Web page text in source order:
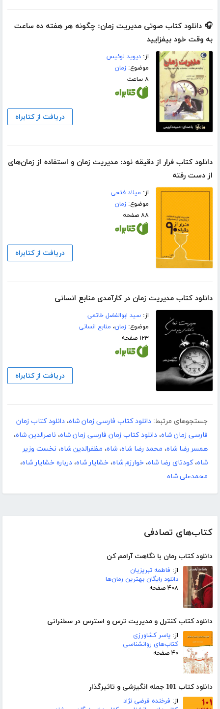
کتاب‌های تصادفی
دانلود کتاب رمان با نگاهت آرامم کن
از: فاطمه تبریزیان
دانلود رایگان بهترین رمان‌ها
۴۰۸ صفحه
دانلود کتاب کنترل و مدیریت ترس و استرس در سخنرانی
از: یاسر کشاورزی
کتاب‌های روانشناسی
۴۰ صفحه
دانلود کتاب 101 جمله انگیزشی و تاثیرگذار
از: فرخنده فرضی نژاد
🎧 دانلود کتاب صوتی مدیریت زمان: چگونه هر هفته ده ساعت
به وقت خود بیفزایید
از:دیوید لوئیس
موضوع:زمان
۸ ساعت
دریافت از کتابراه
دانلود کتاب فرار از دقیقه نود: مدیریت زمان و استفاده از زمان‌های
از دست رفته
از: میلاد فتحی
موضوع:زمان
۸۸ صفحه
دریافت از کتابراه
دانلود کتاب مدیریت زمان در کارآمدی منابع انسانی
از:سید ابوالفضل خاتمی
موضوع:زمان، منابع انسانی
۱۲۳ صفحه
دریافت از کتابراه
جستجوهای مرتبط: دانلود کتاب فارسی زمان شاه، دانلود کتاب زمان
فارسی زمان شاه، دانلود کتاب زمان فارسی زمان شاه، ناصرالدین شاه،
همسر رضا شاه، محمد رضا شاه، شاه، مظفرالدین شاه، نخست وزیر
شاه،کودتای رضا شاه، خوارزم شاه، خشایار شاه، درباره خشایار شاه،
محمدعلی شاه